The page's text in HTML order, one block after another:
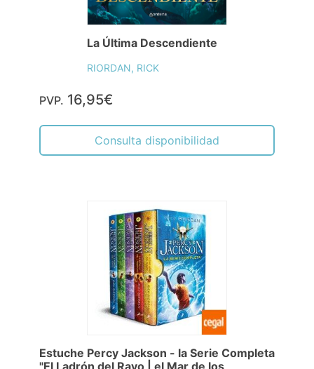
La Última Descendiente
RIORDAN, RICK
PVP. 16,95€
Consulta disponibilidad
Estuche Percy Jackson - la Serie Completa
"El Ladrón del Rayo | el Mar de los